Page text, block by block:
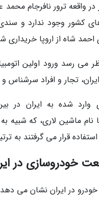
واقعه ترور نافرجام
کشور وجود ندارد و
شاه از اروپا
تجار و افراد
وارد شده به ایران در
نام ماشین لاری، که
قرار می گرفتند به
خودروسازی در